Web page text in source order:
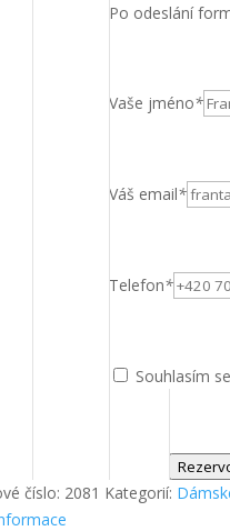
Po odeslání
Vaše jméno*
Váš email*
Telefon*
Souhlasím
číslo: 2081 Kategorií: